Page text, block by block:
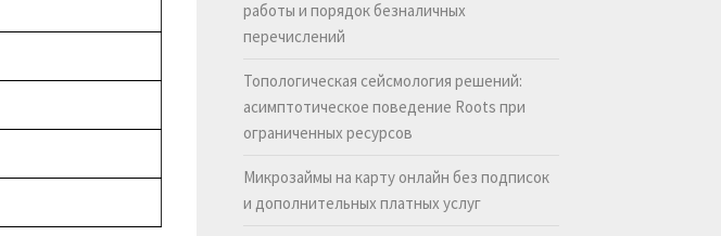
работы и порядок безналичных
перечислений
Топологическая сейсмология решений:
асимптотическое поведение Roots при
ограниченных ресурсов
Микрозаймы на карту онлайн без подписок
и дополнительных платных услуг